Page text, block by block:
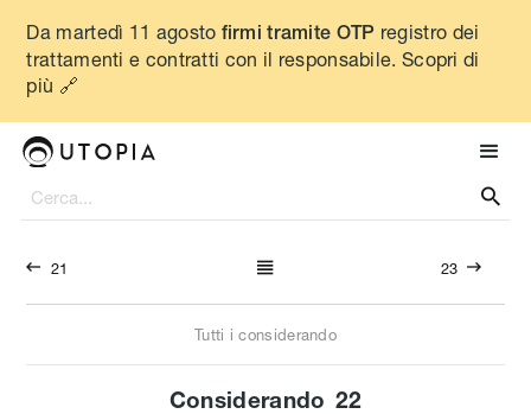
Da martedì 11 agosto firmi tramite OTP registro dei
trattamenti e contratti con il responsabile. Scopri di
più 🔗

 21  23 
Tutti i considerando
Considerando 22